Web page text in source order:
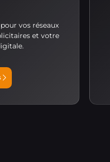
vos réseaux
et votre